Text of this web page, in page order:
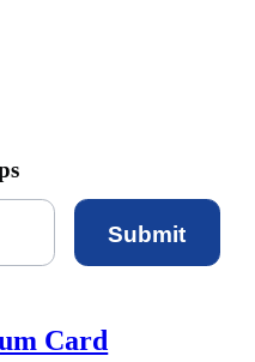
Submit
Card